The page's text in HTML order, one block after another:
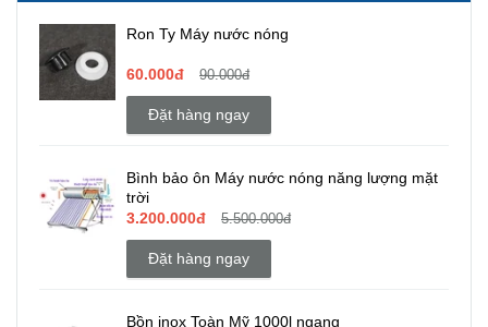
Ron Ty Máy nước nóng
60.000đ 90.000đ
Đặt hàng ngay
Bình bảo ôn Máy nước nóng năng lượng mặt
trời
3.200.000đ
5.500.000đ
Đặt hàng ngay
Bồn inox Toàn Mỹ 1000l ngang